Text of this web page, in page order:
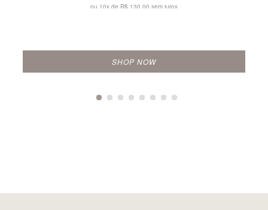
ou 10x de R$ 130,00 sem juros
SHOP NOW